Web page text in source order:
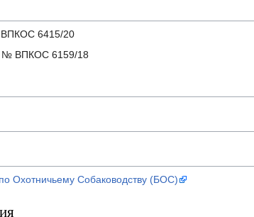
6415/20
№ ВПКОС 6159/18
Охотничьему Собаководству (БОС)